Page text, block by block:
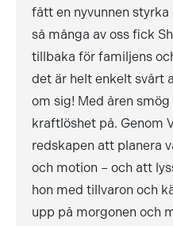
fått en nyvunnen
så många av oss fick
tillbaka för familjens
det är helt enkelt svårt
om sig! Med åren
kraftlöshet på. Genom
redskapen att planera
och motion – och att
hon med tillvaron och
upp på morgonen och